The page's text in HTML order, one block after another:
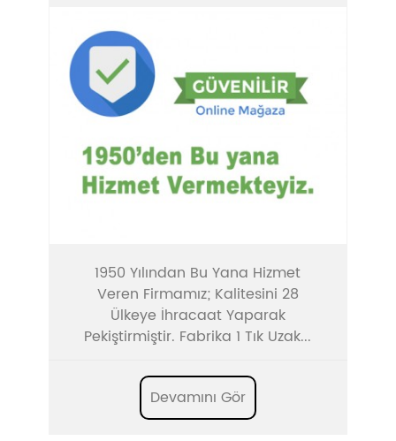
1950 Yılından Bu Yana Hizmet
Veren Firmamız; Kalitesini 28
Ülkeye İhracaat Yaparak
Pekiştirmiştir. Fabrika 1 Tık Uzak...
Devamını Gör